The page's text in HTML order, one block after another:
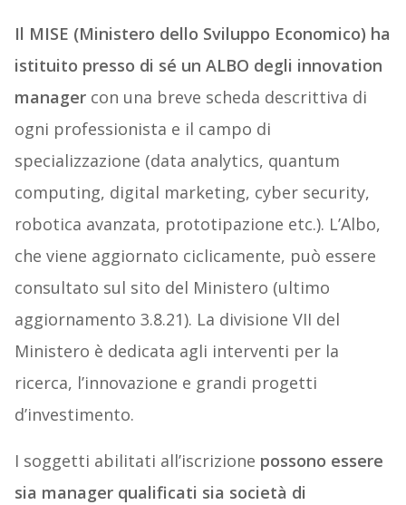
Il MISE (Ministero dello Sviluppo Economico) ha
istituito presso di sé un ALBO degli innovation
managercon una breve scheda descrittiva di
ogni professionista e il campo di
specializzazione (data analytics, quantum
computing, digital marketing, cyber security,
robotica avanzata, prototipazione etc.). L’Albo,
che viene aggiornato ciclicamente, può essere
consultato sul sito del Ministero (ultimo
aggiornamento 3.8.21). La divisione VII del
Ministero è dedicata agli interventi per la
ricerca, l’innovazione e grandi progetti
d’investimento.
I soggetti abilitati all’iscrizione possono essere
sia manager qualificati sia società di